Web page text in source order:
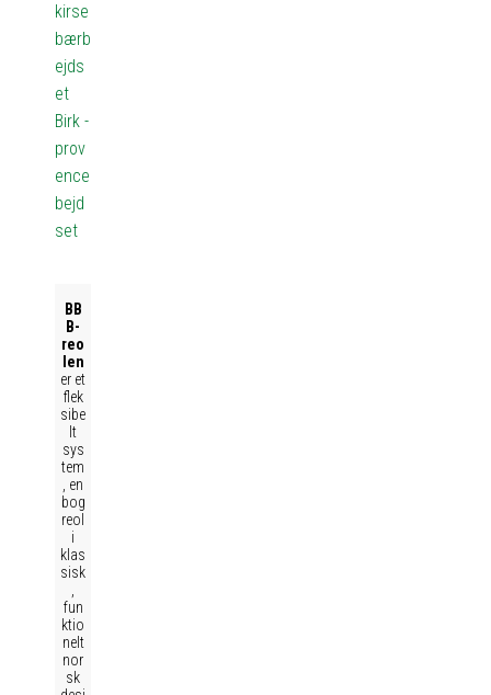
kirse
bærb
ejds
et
Birk -
prov
ence
bejd
set
BB
B-
reo
len
er et
flek
sibe
lt
sys
tem
, en
bog
reol
i
klas
sisk
fun
ktio
nelt
nor
sk